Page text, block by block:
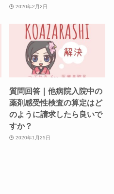
2020年2月2日
質問回答｜他病院入院中の
薬剤感受性検査の算定はど
のように請求したら良いで
すか？
2020年1月25日